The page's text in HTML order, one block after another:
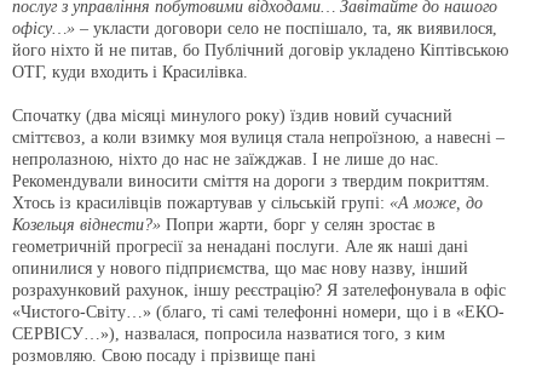
послуг з управління побутовими відходами… Завітайте до нашого
офісу…» – укласти договори село не поспішало, та, як виявилося,
його ніхто й не питав, бо Публічний договір укладено Кіптівською
ОТГ, куди входить і Красилівка.
Спочатку (два місяці минулого року) їздив новий сучасний
сміттєвоз, а коли взимку моя вулиця стала непроїзною, а навесні –
непролазною, ніхто до нас не заїжджав. І не лише до нас.
Рекомендували виносити сміття на дороги з твердим покриттям.
Хтось із красилівців пожартував у сільській групі: «А може, до
Козельця віднести?» Попри жарти, борг у селян зростає в
геометричній прогресії за ненадані послуги. Але як наші дані
опинилися у нового підприємства, що має нову назву, інший
розрахунковий рахунок, іншу реєстрацію? Я зателефонувала в офіс
«Чистого-Світу…» (благо, ті самі телефонні номери, що і в «ЕКО-
СЕРВІСУ…»), назвалася, попросила назватися того, з ким
розмовляю. Свою посаду і прізвище пані